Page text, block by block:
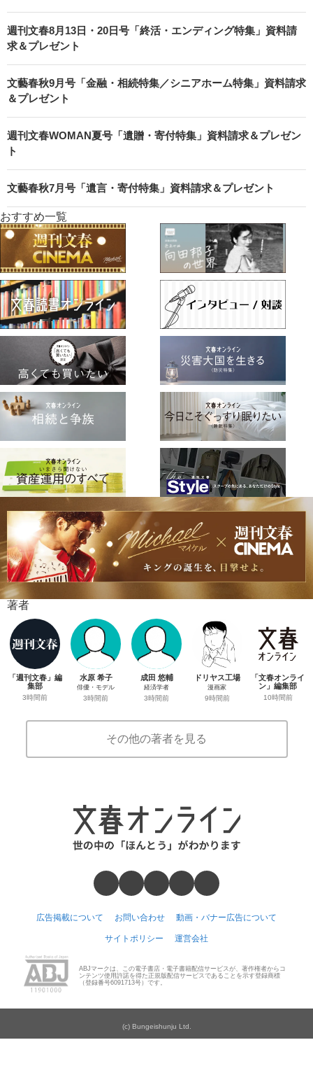
週刊文春8月13日・20日号「終活・エンディング特集」資料請
求＆プレゼント
文藝春秋9月号「金融・相続特集／シニアホーム特集」資料請求
＆プレゼント
週刊文春WOMAN夏号「遺贈・寄付特集」資料請求＆プレゼン
ト
文藝春秋7月号「遺言・寄付特集」資料請求＆プレゼント
おすすめ一覧
著者
「週刊文春」編
集部
3時間前
水原 希子
俳優・モデル
3時間前
成田 悠輔
経済学者
3時間前
ドリヤス工場
漫画家
9時間前
「文春オンライ
ン」編集部
10時間前
その他の著者を見る
広告掲載について お問い合わせ 動画・バナー広告について
サイトポリシー 運営会社
ABJマークは、この電子書店・電子書籍配信サービスが、著作権者からコ
ンテンツ使用許諾を得た正規版配信サービスであることを示す登録商標
（登録番号6091713号）です。
(c) Bungeishunju Ltd.